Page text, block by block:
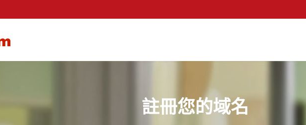
註冊您的域名